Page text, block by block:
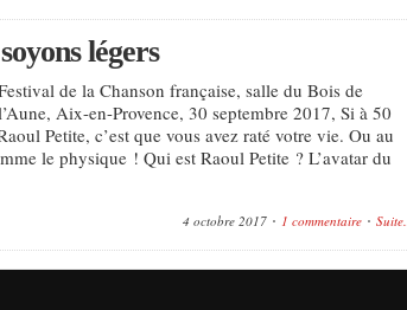
légers
de la Chanson française, salle du Bois de
Aix-en-Provence, 30 septembre 2017, Si à 50
Petite, c’est que vous avez raté votre vie. Ou au
le physique ! Qui est Raoul Petite ? L’avatar du
4 octobre 2017 1 commentaire Suite...